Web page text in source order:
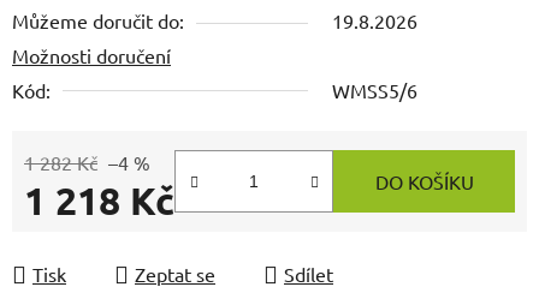
Můžeme doručit do:
19.8.2026
Možnosti doručení
Kód:
WMSS5/6
1 282 Kč –4 %
1 218 Kč DO KOŠÍKU
Tisk Zeptat se Sdílet